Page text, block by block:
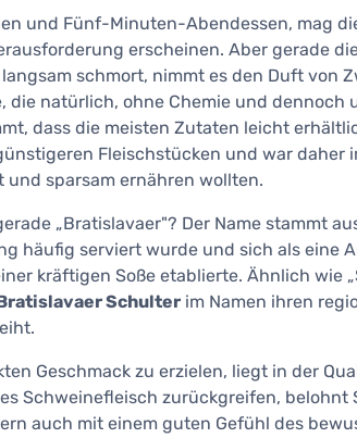
und Fünf-Minuten-Abendessen, mag
erscheinen. Aber gerade
schmort, nimmt es den Duft von
die natürlich, ohne Chemie und dennoch
dass die meisten Zutaten leicht
Fleischstücken und war daher
und sparsam ernähren wollten.
„Bratislavaer"? Der Name stammt
häufig serviert wurde und sich als eine
kräftigen Soße etablierte. Ähnlich wie
Schulter im Namen ihren
Geschmack zu erzielen, liegt in der
Schweinefleisch zurückgreifen, belohnt
auch mit einem guten Gefühl des